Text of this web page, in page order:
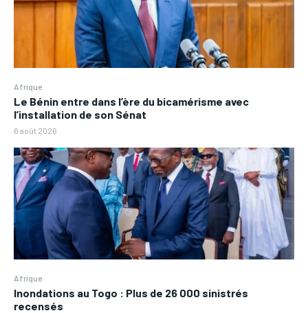
Afrique
Le Bénin entre dans l’ère du bicamérisme avec
l’installation de son Sénat
6 août 2026
Afrique
Inondations au Togo : Plus de 26 000 sinistrés
recensés